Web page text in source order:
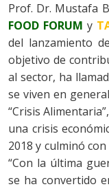
Prof. Dr. Mustafa
FOOD FORUM y
del lanzamiento
objetivo de
al sector, ha
se viven en
“Crisis
una crisis
2018 y culminó
“Con la última
se ha convertido